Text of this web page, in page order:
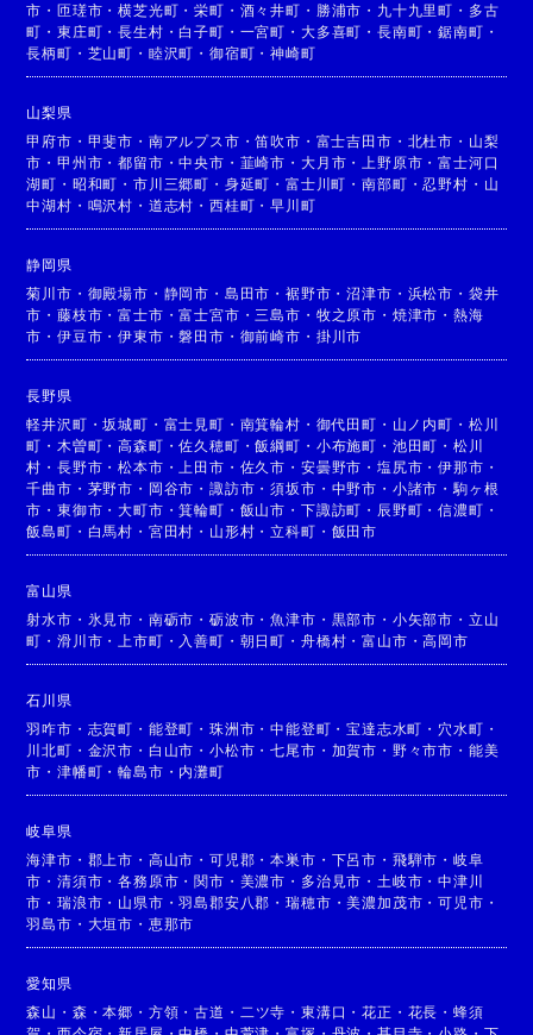
市 ・匝瑳市 ・横芝光町 ・栄町 ・ 酒々井町 ・ 勝浦市 ・ 九十九里町 ・ 多古
町 ・東庄町 ・長生村 ・ 白子町 ・ 一宮町 ・ 大多喜町 ・ 長南町 ・鋸南町 ・
長柄町 ・ 芝山町 ・ 睦沢町 ・御宿町 ・神崎町
山梨県
甲府市 ・ 甲斐市 ・ 南アルプス市 ・笛吹市 ・ 富士吉田市 ・ 北杜市 ・ 山梨
市 ・甲州市 ・都留市 ・中央市 ・ 韮崎市 ・ 大月市 ・ 上野原市 ・富士河口
湖町 ・ 昭和町 ・市川三郷町 ・ 身延町 ・富士川町 ・南部町 ・忍野村 ・ 山
中湖村 ・ 鳴沢村 ・ 道志村 ・西桂町 ・早川町
静岡県
菊川市 ・ 御殿場市 ・ 静岡市 ・ 島田市 ・裾野市 ・沼津市 ・ 浜松市 ・ 袋井
市 ・藤枝市 ・富士市 ・富士宮市 ・ 三島市 ・ 牧之原市 ・ 焼津市 ・ 熱海
市 ・伊豆市 ・伊東市 ・磐田市 ・ 御前崎市 ・ 掛川市
長野県
軽井沢町 ・坂城町 ・ 富士見町 ・ 南箕輪村 ・ 御代田町 ・ 山ノ内町 ・ 松川
町 ・ 木曽町 ・高森町 ・佐久穂町 ・飯綱町 ・ 小布施町 ・ 池田町 ・ 松川
村 ・長野市 ・松本市 ・ 上田市 ・ 佐久市 ・ 安曇野市 ・ 塩尻市 ・伊那市 ・
千曲市 ・ 茅野市 ・ 岡谷市 ・諏訪市 ・須坂市 ・ 中野市 ・ 小諸市 ・ 駒ヶ根
市 ・東御市 ・大町市 ・箕輪町 ・ 飯山市 ・ 下諏訪町 ・ 辰野町 ・信濃町 ・
飯島町 ・ 白馬村 ・ 宮田村 ・ 山形村 ・立科町 ・ 飯田市
富山県
射水市 ・ 氷見市 ・ 南砺市 ・砺波市 ・魚津市 ・ 黒部市 ・ 小矢部市 ・ 立山
町 ・滑川市 ・ 上市町 ・ 入善町 ・ 朝日町 ・ 舟橋村 ・富山市 ・高岡市
石川県
羽咋市 ・ 志賀町 ・ 能登町 ・珠洲市 ・中能登町 ・宝達志水町 ・ 穴水町 ・
川北町 ・ 金沢市 ・ 白山市 ・小松市 ・七尾市 ・ 加賀市 ・ 野々市市 ・ 能美
市 ・津幡町 ・輪島市 ・ 内灘町
岐阜県
海津市 ・ 郡上市 ・ 高山市 ・可児郡 ・本巣市 ・ 下呂市 ・ 飛騨市 ・ 岐阜
市 ・清須市 ・各務原市 ・関市 ・ 美濃市 ・ 多治見市 ・ 土岐市 ・中津川
市 ・瑞浪市 ・ 山県市 ・羽島郡安八郡 ・瑞穂市 ・美濃加茂市 ・可児市 ・
羽島市 ・ 大垣市 ・ 恵那市
愛知県
森山 ・ 森 ・本郷 ・ 方領 ・古道 ・ 二ツ寺 ・ 東溝口 ・花正 ・ 花長 ・ 蜂須